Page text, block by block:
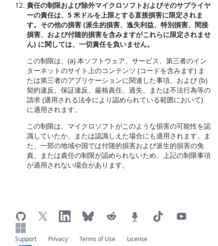
責任の制限および除外マイクロソフトおよびそのサプライヤ
ーの責任は、5 米ドルを上限とする直接損害に限定されま
す。その他の損害 (派生的損害、逸失利益、特別損害、間接
損害、および付随的損害を含みますがこれらに限定されませ
ん) に関しては、一切責任を負いません。
この制限は、(a) 本ソフトウェア、サービス、第三者のイン
ターネットのサイト上のコンテンツ (コードを含みます) ま
たは第三者のアプリケーションに関連した事項、および (b)
契約違反、保証違反、厳格責任、過失、または不法行為等の
請求 (適用される法令により認められている範囲において)
に適用されます。
この制限は、マイクロソフトがこのような損害の可能性を認
識していたか、または認識しえた場合にも適用されます。ま
た、一部の地域や国では付随的損害および派生的損害の免
責、または責任の制限が認められないため、上記の制限事項
が適用されない場合があります。
Support Privacy Terms of Use
License